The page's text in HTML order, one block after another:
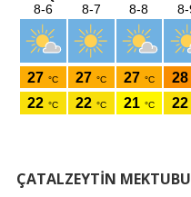
ÇATALZEYTIN MEKTUBU